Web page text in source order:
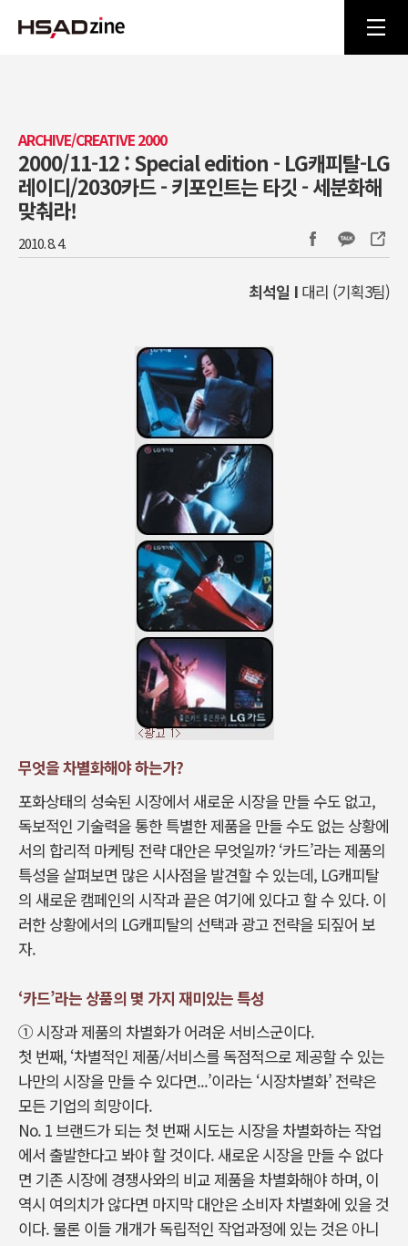
ARCHIVE/CREATIVE 2000
2000/11-12 : Special edition - LG캐피탈-LG
레이디/2030카드 - 키포인트는 타깃 - 세분화해
맞춰라!
2010. 8. 4.
최석일 I 대리 (기획3팀)
무엇을 차별화해야 하는가?
포화상태의 성숙된 시장에서 새로운 시장을 만들 수도 없고,
독보적인 기술력을 통한 특별한 제품을 만들 수도 없는 상황에
서의 합리적 마케팅 전략 대안은 무엇일까? ‘카드’라는 제품의
특성을 살펴보면 많은 시사점을 발견할 수 있는데, LG캐피탈
의 새로운 캠페인의 시작과 끝은 여기에 있다고 할 수 있다. 이
러한 상황에서의 LG캐피탈의 선택과 광고 전략을 되짚어 보
자.
‘카드’라는 상품의 몇 가지 재미있는 특성
① 시장과 제품의 차별화가 어려운 서비스군이다.
첫 번째, ‘차별적인 제품/서비스를 독점적으로 제공할 수 있는
나만의 시장을 만들 수 있다면...’이라는 ‘시장차별화’ 전략은
모든 기업의 희망이다.
No. 1 브랜드가 되는 첫 번째 시도는 시장을 차별화하는 작업
에서 출발한다고 봐야 할 것이다. 새로운 시장을 만들 수 없다
면 기존 시장에 경쟁사와의 비교 제품을 차별화해야 하며, 이
역시 여의치가 않다면 마지막 대안은 소비자 차별화에 있을 것
이다. 물론 이들 개개가 독립적인 작업과정에 있는 것은 아니